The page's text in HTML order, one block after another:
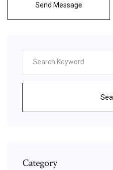
Send Message
Category